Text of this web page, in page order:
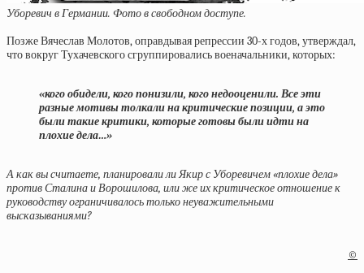
Уборевич в Германии. Фото в свободном доступе.
Позже Вячеслав Молотов, оправдывая репрессии 30-х годов, утверждал,
что вокруг Тухачевского сгруппировались военачальники, которых:
«кого обидели, кого понизили, кого недооценили. Все эти
разные мотивы толкали на критические позиции, а это
были такие критики, которые готовы были идти на
плохие дела…»
А как вы считаете, планировали ли Якир с Уборевичем «плохие дела»
против Сталина и Ворошилова, или же их критическое отношение к
руководству ограничивалось только неуважительными
высказываниями?
©